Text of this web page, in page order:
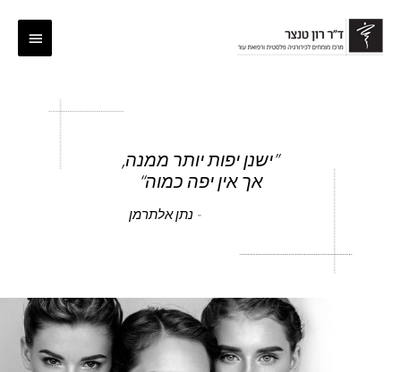
תפריט
ראשי
”ישנן יפות יותר ממנה,
אך אין יפה כמוה“
- נתן אלתרמן